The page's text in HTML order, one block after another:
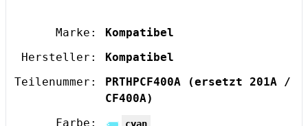
Marke:
Kompatibel
Hersteller:
Kompatibel
Teilenummer:
PRTHPCF400A
(ersetzt 201A /
CF400A)
Farbe: